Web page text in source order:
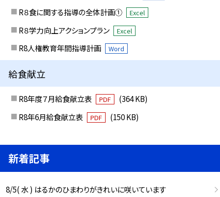
R８食に関する指導の全体計画① Excel
R８学力向上アクションプラン Excel
R8人権教育年間指導計画 Word
給食献立
R8年度７月給食献立表 PDF
(364 KB)
R8年6月給食献立表
PDF (150 KB)
新着記事
8/5( 水 ) はるかのひまわりがきれいに咲いています